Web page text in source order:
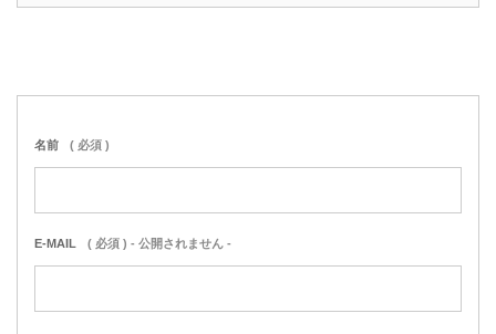
名前 ( 必須 )
E-MAIL ( 必須 ) - 公開されません -